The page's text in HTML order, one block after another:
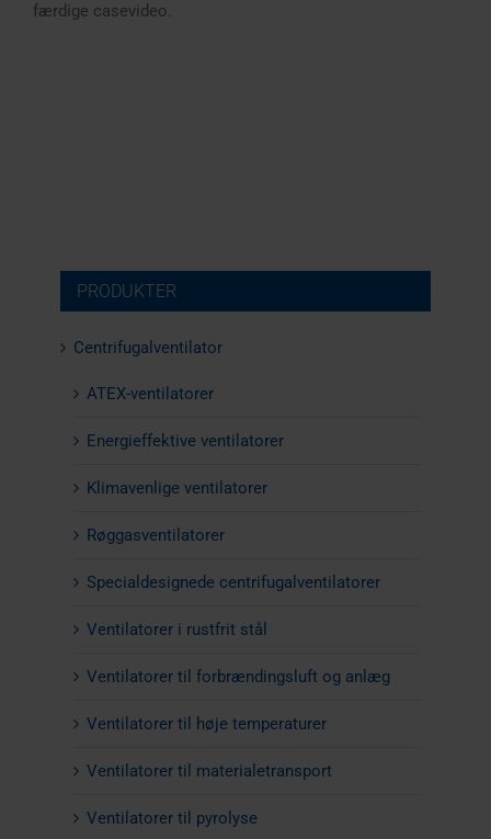
færdige casevideo.
PRODUKTER
Centrifugalventilator
ATEX-ventilatorer
Energieffektive ventilatorer
Klimavenlige ventilatorer
Røggasventilatorer
Specialdesignede centrifugalventilatorer
Ventilatorer i rustfrit stål
Ventilatorer til forbrændingsluft og anlæg
Ventilatorer til høje temperaturer
Ventilatorer til materialetransport
Ventilatorer til pyrolyse